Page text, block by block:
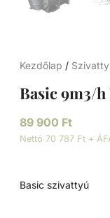
Kezdőlap /
Basic 9m3/
89 900 Ft
Nettó 70 787 Ft +
Basic szivattyú